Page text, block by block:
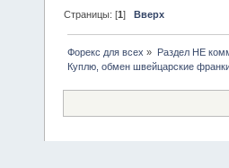
Страницы: [1]Вверх
Форекс для всех » Раздел НЕ
Куплю, обмен швейцарские